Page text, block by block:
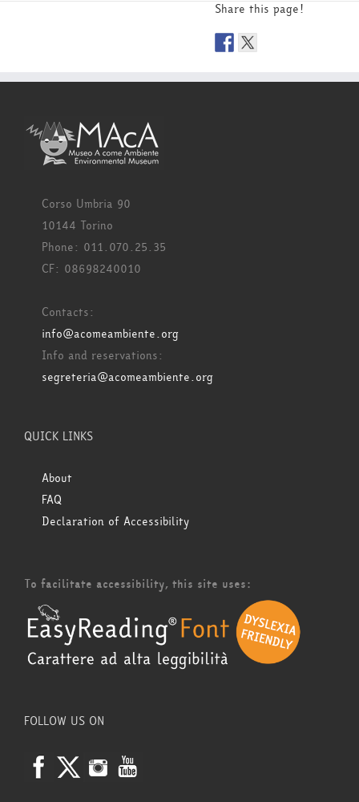
Share this page!
Corso Umbria 90
10144 Torino
Phone: 011.070.25.35
CF: 08698240010
Contacts:
info@acomeambiente.org
Info and reservations:
segreteria@acomeambiente.org
QUICK LINKS
About
FAQ
Declaration of Accessibility
To facilitate accessibility, this site uses:
FOLLOW US ON